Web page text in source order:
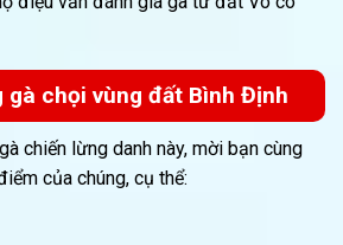
chọi vùng đất Bình Định
chiến lừng danh này, mời bạn cùng
của chúng, cụ thể: